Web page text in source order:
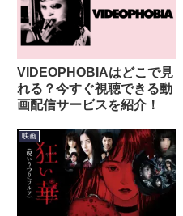
VIDEOPHOBIAはどこで見
れる？今すぐ視聴できる動
画配信サービスを紹介！
映画